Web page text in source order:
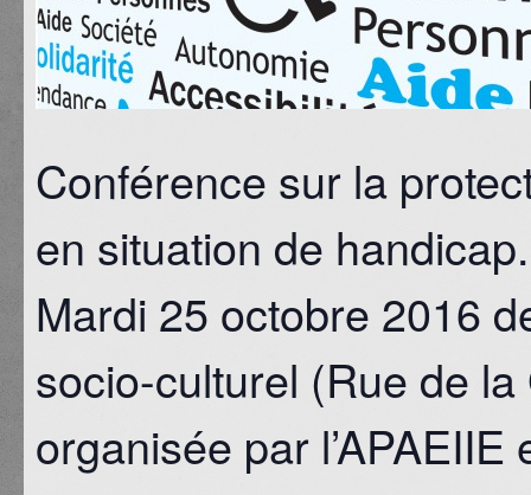
Conférence sur la
en situation de handicap.
Mardi 25 octobre 2016
socio-culturel (Rue de
organisée par l’APAEIIE